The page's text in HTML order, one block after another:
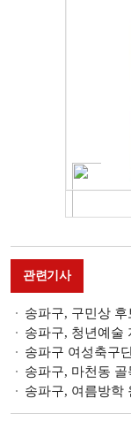
관련기사
송파구, 구민상
송파구, 청년예술
송파구 여성축구단
송파구, 마천동
송파구, 여름방학